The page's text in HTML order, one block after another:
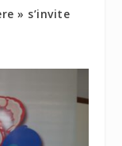
» s’invite